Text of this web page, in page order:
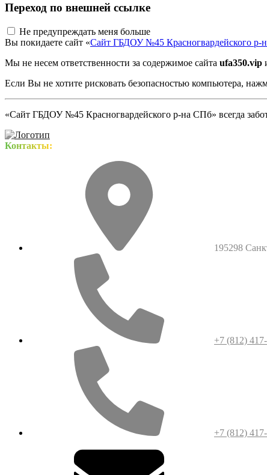
Переход по внешней ссылке
Не предупреждать меня больше
Вы покидаете сайт «Сайт ГБДОУ №45 Красногвардейского р-
Мы не несем ответственности за содержимое сайта ufa350.vip
Если Вы не хотите рисковать безопасностью компьютера,
«Сайт ГБДОУ №45 Красногвардейского р-на СПб» всегда
Контакты:
195298
+7 (812)
+7 (812)